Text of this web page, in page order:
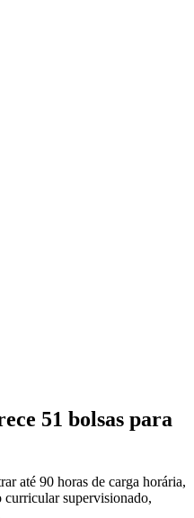
51 bolsas para
até 90 horas de carga horária,
curricular supervisionado,